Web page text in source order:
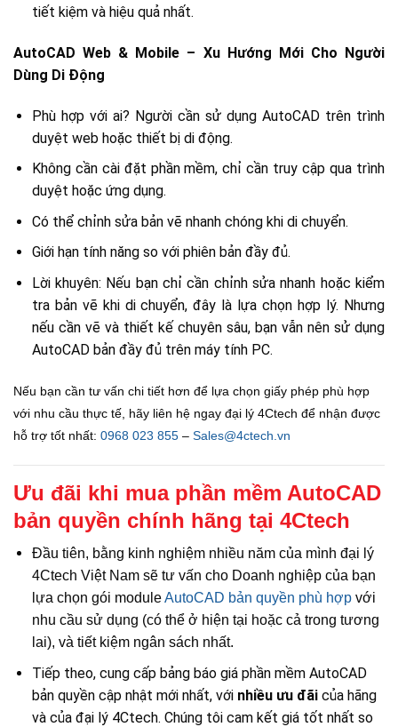
tiết kiệm và hiệu quả nhất.
AutoCAD Web & Mobile – Xu Hướng Mới Cho Người
Dùng Di Động
Phù hợp với ai? Người cần sử dụng AutoCAD trên trình
duyệt web hoặc thiết bị di động.
Không cần cài đặt phần mềm, chỉ cần truy cập qua trình
duyệt hoặc ứng dụng.
Có thể chỉnh sửa bản vẽ nhanh chóng khi di chuyển.
Giới hạn tính năng so với phiên bản đầy đủ.
Lời khuyên: Nếu bạn chỉ cần chỉnh sửa nhanh hoặc kiểm
tra bản vẽ khi di chuyển, đây là lựa chọn hợp lý. Nhưng
nếu cần vẽ và thiết kế chuyên sâu, bạn vẫn nên sử dụng
AutoCAD bản đầy đủ trên máy tính PC.
Nếu bạn cần tư vấn chi tiết hơn để lựa chọn giấy phép phù hợp
với nhu cầu thực tế, hãy liên hệ ngay đại lý 4Ctech để nhận được
hỗ trợ tốt nhất: 0968 023 855 – Sales@4ctech.vn
Ưu đãi khi mua phần mềm AutoCAD
bản quyền chính hãng tại 4Ctech
Đầu tiên, bằng kinh nghiệm nhiều năm của mình đại lý
4Ctech Việt Nam sẽ tư vấn cho Doanh nghiệp của bạn
lựa chọn gói moduleAutoCAD bản quyền phù hợpvới
nhu cầu sử dụng (có thể ở hiện tại hoặc cả trong tương
lai), và tiết kiệm ngân sách nhất.
Tiếp theo, cung cấp bảng báo giá phần mềm AutoCAD
bản quyền cập nhật mới nhất, với nhiều ưu đãicủa hãng
và của đại lý 4Ctech. Chúng tôi cam kết giá tốt nhất so